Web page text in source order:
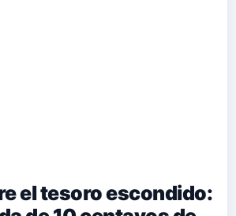
el tesoro escondido: